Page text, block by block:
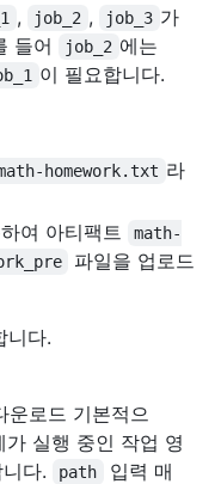
, job_2 , job_3 가
들어
job_2 에는
이 필요합니다.
homework.txt 라
여 아티팩트
math-
파일을 업로드
니다.
운로드 기본적으
가 실행 중인 작업 영
다.
path
입력 매